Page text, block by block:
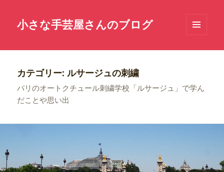
小さな手芸屋さんのブログ
ーとウ
カテゴリー: ルサージュの刺繍
パリのオートクチュール刺繍学校「ルサージュ」で学ん
だことや思い出